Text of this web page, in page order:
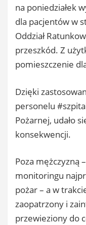
na poniedziałek
dla pacjentów w
Oddział
przeszkód. Z
pomieszczenie
Dzięki
personelu
Pożarnej, udało
konsekwencji.
Poza mężczyzną
monitoringu
pożar – a w
zaopatrzony i
przewieziony do